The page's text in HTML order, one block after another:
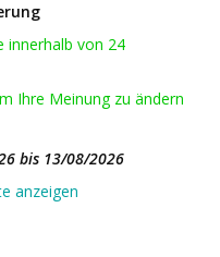
innerhalb von 24
Ihre Meinung zu ändern
bis 13/08/2026
anzeigen